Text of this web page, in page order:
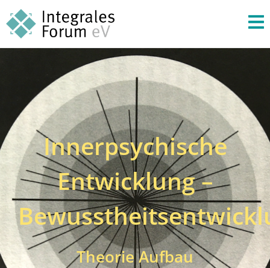
Innerpsychische
Entwicklung –
Theorie Aufbau